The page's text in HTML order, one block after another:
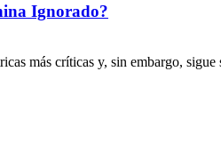
Ignorado?
más críticas y, sin embargo,